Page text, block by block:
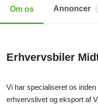
Om os Annoncer
Erhvervsbiler
Vi har specialiseret os
erhvervslivet og eksport af